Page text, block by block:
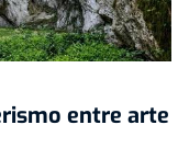
entre arte